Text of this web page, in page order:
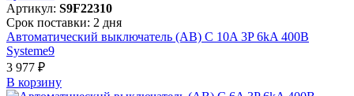
Артикул: S9F22310
Срок поставки: 2 дня
Автоматический выключатель (АВ) C 10A 3P 6kA 400В
Systeme9
3 977 ₽
В корзинy